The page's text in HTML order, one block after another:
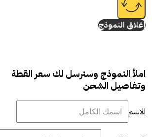
إغلاق النموذج
املأ النموذج وسنرسل لك سعر القطة
وتفاصيل الشحن
الاسم